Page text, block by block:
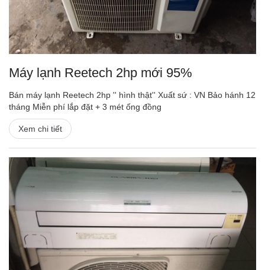
Máy lạnh Reetech 2hp mới 95%
Bán máy lạnh Reetech 2hp '' hình thật'' Xuất sứ : VN Bảo hánh 12
tháng Miễn phí lắp đặt + 3 mét ống đồng
Xem chi tiết